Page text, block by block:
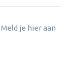
Meld je hier aan